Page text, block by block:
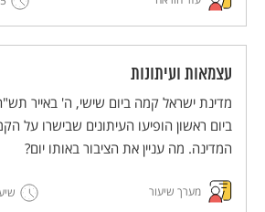
נועד להעמיק את ההבנה של משמעותה
של ירושלים מעבר להיותה עיר המקדש
הבירה של מדינת ישראל בהווה. הלימוד נועד
לקדם הטמעה של ערכי הצדק, המשפט
והשלום בעולם הערכים של התלמידות
והתלמידים.
עצמאות ועיתונות
מדינת ישראל קמה ביום שישי, ה' באייר
ביום ראשון הופיעו העיתונים שבישרו על
המדינה. מה עניין את הציבור באותו יום?
מערך שיעור